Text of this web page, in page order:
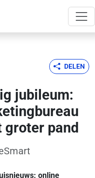
DELEN
jubileum:
pand
online